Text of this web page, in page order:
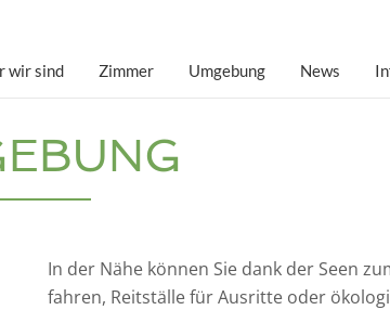
wir sind Zimmer Umgebung News
In der Nähe können Sie dank der Seen
fahren, Reitställe für Ausritte oder